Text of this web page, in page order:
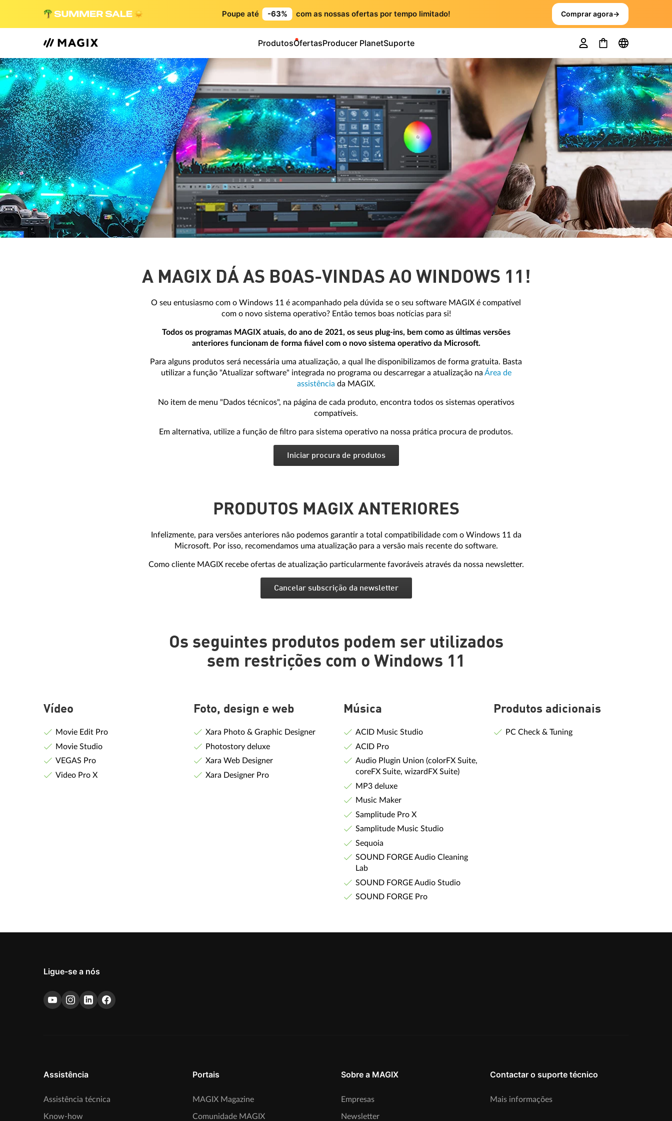
Poupe até -63% com as nossas ofertas por tempo limitado! Comprar agora→
ProdutosOfertasProducer PlanetSuporte
A MAGIX DÁ AS BOAS-VINDAS AO WINDOWS 11!
O seu entusiasmo com o Windows 11 é acompanhado pela dúvida se o seu software MAGIX é compatível
com o novo sistema operativo? Então temos boas notícias para si!
Todos os programas MAGIX atuais, do ano de 2021, os seus plug-ins, bem como as últimas versões
anteriores funcionam de forma fiável com o novo sistema operativo da Microsoft.
Para alguns produtos será necessária uma atualização, a qual lhe disponibilizamos de forma gratuita. Basta
utilizar a função "Atualizar software" integrada no programa ou descarregar a atualização na Área de
assistência da MAGIX.
No item de menu "Dados técnicos", na página de cada produto, encontra todos os sistemas operativos
compatíveis.
Em alternativa, utilize a função de filtro para sistema operativo na nossa prática procura de produtos.
Iniciar procura de produtos
PRODUTOS MAGIX ANTERIORES
Infelizmente, para versões anteriores não podemos garantir a total compatibilidade com o Windows 11 da
Microsoft. Por isso, recomendamos uma atualização para a versão mais recente do software.
Como cliente MAGIX recebe ofertas de atualização particularmente favoráveis através da nossa newsletter.
Cancelar subscrição da newsletter
Os seguintes produtos podem ser utilizados
sem restrições com o Windows 11
Vídeo
Movie Edit Pro
Movie Studio
VEGAS Pro
Video Pro X
Foto, design e web
Xara Photo & Graphic Designer
Photostory deluxe
Xara Web Designer
Xara Designer Pro
Música
ACID Music Studio
ACID Pro
Audio Plugin Union (colorFX Suite,
coreFX Suite, wizardFX Suite)
MP3 deluxe
Music Maker
Samplitude Pro X
Samplitude Music Studio
Sequoia
SOUND FORGE Audio Cleaning
Lab
SOUND FORGE Audio Studio
SOUND FORGE Pro
Produtos adicionais
PC Check & Tuning
Ligue-se a nós
Assistência
Assistência técnica
Know-how
Portais
MAGIX Magazine
Comunidade MAGIX
Sobre a MAGIX
Empresas
Newsletter
Contactar o suporte técnico
Mais informações